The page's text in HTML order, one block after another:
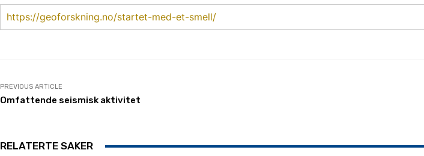
https://geoforskning.no/startet-med-et-smell/
PREVIOUS ARTICLE
Omfattende seismisk aktivitet
RELATERTE SAKER